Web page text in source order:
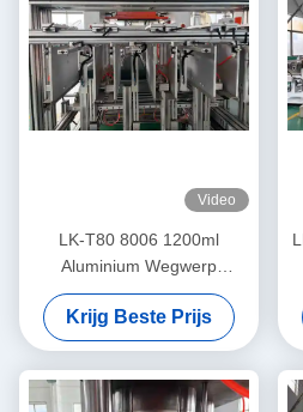
Video
LK-T80 8006 1200ml
Aluminium Wegwerp
Containers Rechthoekig
Voedsel Maken Machine
Krijg Beste Prijs